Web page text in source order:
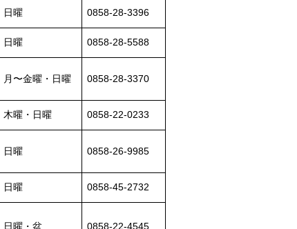
日曜 0858-28-3396
日曜 0858-28-5588
月〜金曜・日曜 0858-28-3370
木曜・日曜 0858-22-0233
日曜 0858-26-9985
日曜 0858-45-2732
日曜・盆 0858-22-4545